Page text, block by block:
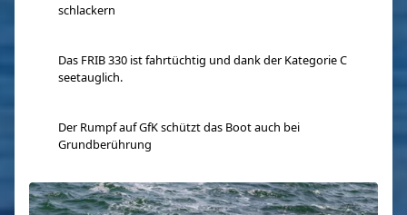
schlackern
Das FRIB 330 ist fahrtüchtig und dank der Kategorie C
seetauglich.
Der Rumpf auf GfK schützt das Boot auch bei
Grundberührung